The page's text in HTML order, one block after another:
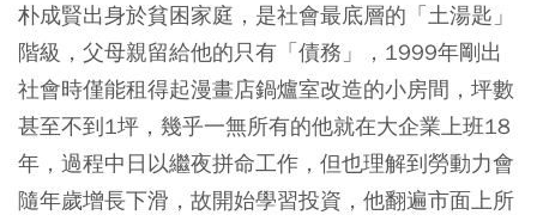
朴成賢出身於貧困家庭，是社會最底層的「土湯匙」
階級，父母親留給他的只有「債務」，1999年剛出
社會時僅能租得起漫畫店鍋爐室改造的小房間，坪數
甚至不到1坪，幾乎一無所有的他就在大企業上班18
年，過程中日以繼夜拼命工作，但也理解到勞動力會
隨年歲增長下滑，故開始學習投資，他翻遍市面上所